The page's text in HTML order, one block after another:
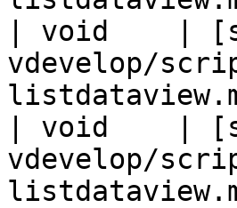
| void    |
vdevelop/
| void    |
vdevelop/